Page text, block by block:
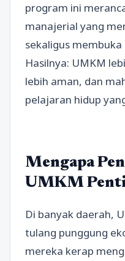
program ini
manajerial yang
sekaligus
Hasilnya: UMKM
lebih aman, dan
pelajaran hidup
Mengapa
UMKM
Di banyak daerah,
tulang punggung
mereka kerap